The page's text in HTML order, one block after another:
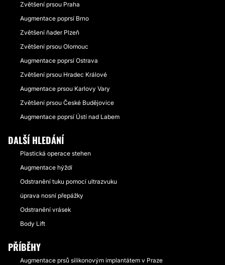
Zvětšení prsou Praha
Augmentace poprsí Brno
Zvětšení ňader Plzeň
Zvětšení prsou Olomouc
Augmentace poprsí Ostrava
Zvětšení prsou Hradec Králové
Augmentace prsou Karlovy Vary
Zvětšení prsou České Budějovice
Augmentace poprsí Ústí nad Labem
DALŠÍ HLEDÁNÍ
Plastická operace stehen
Augmentace hýždí
Odstranění tuku pomocí ultrazvuku
úprava nosní přepážky
Odstranění vrásek
Body Lift
PŘÍBĚHY
Augmentace prsů silikonovým implantátem v Praze